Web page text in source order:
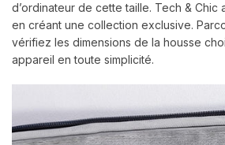
d’ordinateur de cette taille. Tech & Chic
en créant une collection exclusive.
vérifiez les dimensions de la housse
appareil en toute simplicité.